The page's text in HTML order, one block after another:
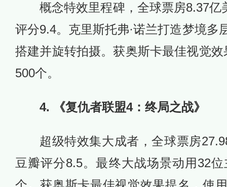
概念特效里程碑，全球票房8.37
评分9.4。克里斯托弗·诺兰打造梦境多
搭建并旋转拍摄。获奥斯卡最佳视觉
500个。
4. 《复仇者联盟4：终局之战》
超级特效集大成者，全球票房
豆瓣评分8.5。最终大战场景动用32